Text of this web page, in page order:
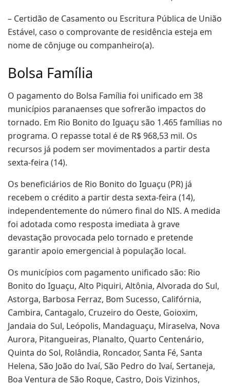
– Certidão de Casamento ou Escritura Pública de União
Estável, caso o comprovante de residência esteja em
nome de cônjuge ou companheiro(a).
Bolsa Família
O pagamento do Bolsa Família foi unificado em 38
municípios paranaenses que sofrerão impactos do
tornado. Em Rio Bonito do Iguaçu são 1.465 famílias no
programa. O repasse total é de R$ 968,53 mil. Os
recursos já podem ser movimentados a partir desta
sexta-feira (14).
Os beneficiários de Rio Bonito do Iguaçu (PR) já
recebem o crédito a partir desta sexta-feira (14),
independentemente do número final do NIS. A medida
foi adotada como resposta imediata à grave
devastação provocada pelo tornado e pretende
garantir apoio emergencial à população local.
Os municípios com pagamento unificado são: Rio
Bonito do Iguaçu, Alto Piquiri, Altônia, Alvorada do Sul,
Astorga, Barbosa Ferraz, Bom Sucesso, Califórnia,
Cambira, Cantagalo, Cruzeiro do Oeste, Goioxim,
Jandaia do Sul, Leópolis, Mandaguaçu, Miraselva, Nova
Aurora, Pitangueiras, Planalto, Quarto Centenário,
Quinta do Sol, Rolândia, Roncador, Santa Fé, Santa
Helena, São João do Ivaí, São Pedro do Ivaí, Sertaneja,
Boa Ventura de São Roque, Castro, Dois Vizinhos,